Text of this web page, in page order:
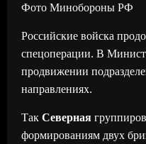
Фото Минобороны РФ
Российские войска
спецоперации. В
продвижении
направлениях.
ТакСеверная
формированиям двух